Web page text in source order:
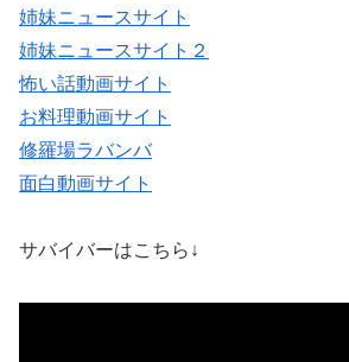
姉妹ニュースサイト
姉妹ニュースサイト２
怖い話動画サイト
お料理動画サイト
修羅場ラバンバ
面白動画サイト
サバイバーはこちら↓